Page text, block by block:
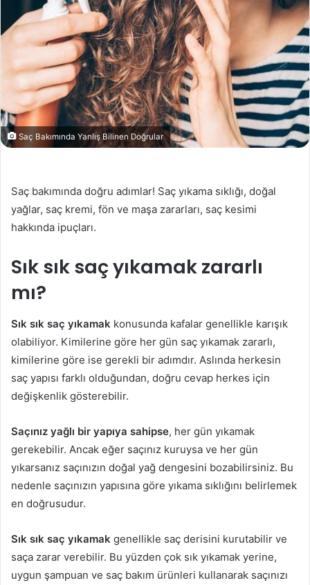
Saç Bakımında Yanlış Bilinen Doğrular
Saç bakımında doğru adımlar! Saç yıkama sıklığı, doğal
yağlar, saç kremi, fön ve maşa zararları, saç kesimi
hakkında ipuçları.
Sık sık saç yıkamak zararlı
mı?
Sık sık saç yıkamak konusunda kafalar genellikle karışık
olabiliyor. Kimilerine göre her gün saç yıkamak zararlı,
kimilerine göre ise gerekli bir adımdır. Aslında herkesin
saç yapısı farklı olduğundan, doğru cevap herkes için
değişkenlik gösterebilir.
Saçınız yağlı bir yapıya sahipse, her gün yıkamak
gerekebilir. Ancak eğer saçınız kuruysa ve her gün
yıkarsanız saçınızın doğal yağ dengesini bozabilirsiniz. Bu
nedenle saçınızın yapısına göre yıkama sıklığını belirlemek
en doğrusudur.
Sık sık saç yıkamak genellikle saç derisini kurutabilir ve
saça zarar verebilir. Bu yüzden çok sık yıkamak yerine,
uygun şampuan ve saç bakım ürünleri kullanarak saçınızı